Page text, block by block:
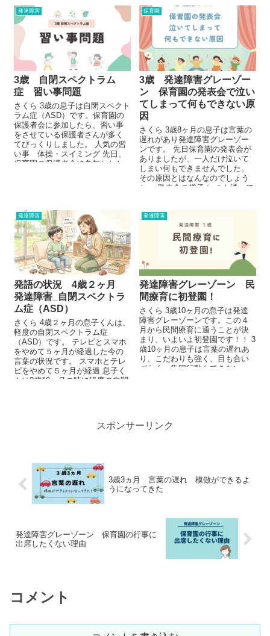
発達障害
3歳 自閉スペクトラム
症 習い事問題
さくら 3歳の息子は自閉スペクト
ラム症（ASD）です。保育園の
保護者会に参加したら、習い事
をさせている保護者さんが多く
てびっくりしました。 人気の習
い事 体操・スイミング 先日、
保育園の保護者会に参加したと
保育園
3歳 発達障害グレーゾー
ン 保育園の発表会で泣い
てしまって何もできない原
因
さくら 3歳8ヶ月の息子は言葉の
遅れがあり発達障害グレーゾー
ンです。 先日保育園の発表会が
ありましたが、一人だけ泣いて
しまい何もできませんでした。
その原因とはなんなのでしょう
か。 発表会の様子 いつも通って
発達障害
発語の状況 4歳２ヶ月
発達障害_自閉スペクトラ
ム症（ASD）
さくら 4歳２ヶ月の息子くんは、
軽度の自閉スペクトラム症
（ASD）です。 テレビとスマホ
をやめて５ヶ月が経過した今の
言葉の状況です。 スマホとテレ
ビをやめて５ヶ月が経過 息子く
んは3歳10ヶ月の時に軽度の自閉
発達障害
発達障害グレーゾーン 民
間療育に初登園！
さくら 3歳10ヶ月の息子は発達
障害グレーゾーンです。この４
月から民間療育に通うことが決
まり、いよいよ初登園です！！ 3
歳10ヶ月の息子は言葉の遅れあ
り、こだわりも強く、目も合い
づらく、集団行動もできない、
スポンサーリンク
3歳3ヵ月 言葉の遅れ 模倣ができるよ
うになってきた
発達障害グレーゾーン 保育園の行事に
出席したくない理由
コメント